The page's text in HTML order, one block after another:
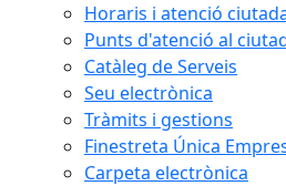
Horaris i atenció
Punts d'atenció al
Catàleg de Serveis
Seu electrònica
Tràmits i gestions
Finestreta Única
Carpeta electrònica